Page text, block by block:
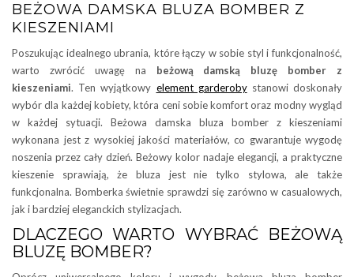
BEŻOWA DAMSKA BLUZA BOMBER Z
KIESZENIAMI
Poszukując idealnego ubrania, które łączy w sobie styl i funkcjonalność,
warto zwrócić uwagę na beżową damską bluzę bomber z
kieszeniami. Ten wyjątkowy element garderobystanowi doskonały
wybór dla każdej kobiety, która ceni sobie komfort oraz modny wygląd
w każdej sytuacji. Beżowa damska bluza bomber z kieszeniami
wykonana jest z wysokiej jakości materiałów, co gwarantuje wygodę
noszenia przez cały dzień. Beżowy kolor nadaje elegancji, a praktyczne
kieszenie sprawiają, że bluza jest nie tylko stylowa, ale także
funkcjonalna. Bomberka świetnie sprawdzi się zarówno w casualowych,
jak i bardziej eleganckich stylizacjach.
DLACZEGO WARTO WYBRAĆ BEŻOWĄ
BLUZĘ BOMBER?